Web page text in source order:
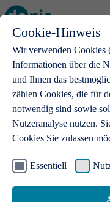
Cookie-Hinweis
Wir verwenden Cookies
Informationen über die
und Ihnen das
zählen Cookies, die für
notwendig sind sowie
Nutzeranalyse nutzen.
Cookies Sie zulassen
Essentiell
Open main menu
.de-Domains
Mit einer .de-Domain